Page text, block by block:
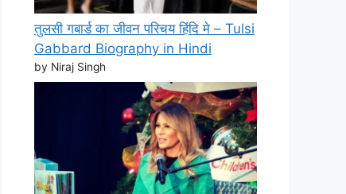
तुलसी गबार्ड का जीवन परिचय हिंदि मे – Tulsi
Gabbard Biography in Hindi
by Niraj Singh